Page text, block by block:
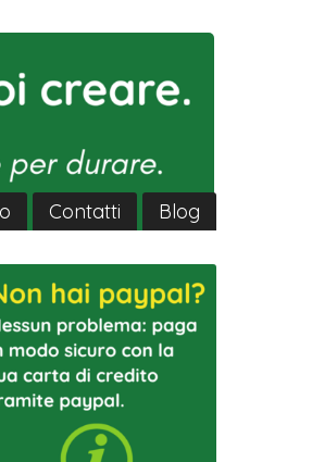
Contatti Blog